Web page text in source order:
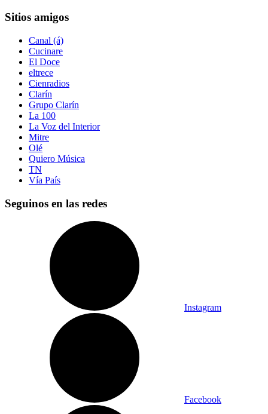
Sitios amigos
Canal (á)
Cucinare
El Doce
eltrece
Cienradios
Clarín
Grupo Clarín
La 100
La Voz del Interior
Mitre
Olé
Quiero Música
TN
Vía País
Seguinos en las redes
Instagram
Facebook